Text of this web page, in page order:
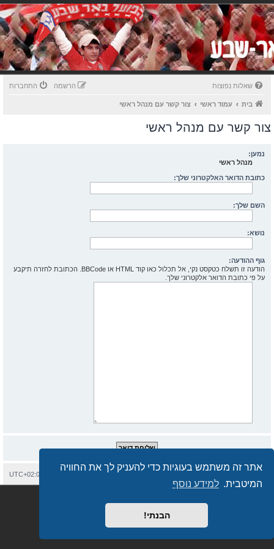
אתר זה משתמש בעוגיות כדי להעניק לך את החוויה
המיטבית. למידע נוסף
הבנתי!
שאלות נפוצות התחברות הרשמה
בית עמוד ראשי צור קשר עם מנהל ראשי
צור קשר עם מנהל ראשי
נמען:
מנהל ראשי
כתובת הדואר האלקטרוני שלך:
השם שלך:
נושא:
גוף ההודעה:
הודעה זו תשלח כטקסט נקי, אל תכלול כאו קוד HTML או BBCode. הכתובת לחזרה תיקבע
על פי כתובת הדואר אלקטרוני שלך.
UTC+02:00 מחיקת עוגיות
Revolution style by
מבוסס עלphpBB.co.il - פורומים בעברית . © 2017 - phpBB.co.il.